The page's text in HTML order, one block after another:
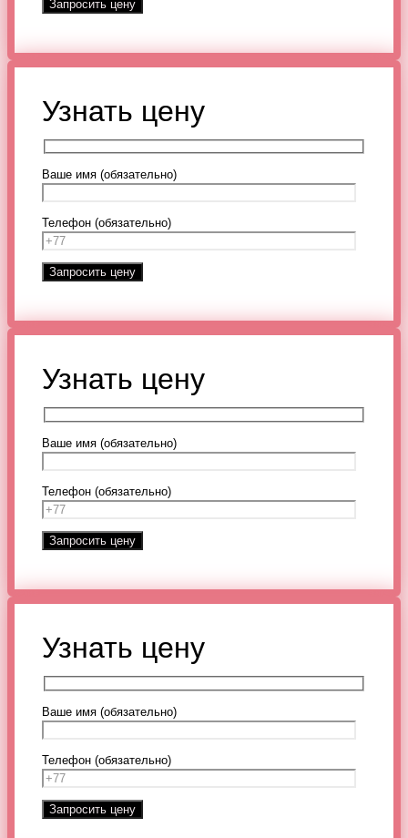
Узнать цену
Ваше имя (обязательно)
Телефон (обязательно)
Узнать цену
Ваше имя (обязательно)
Телефон (обязательно)
Узнать цену
Ваше имя (обязательно)
Телефон (обязательно)